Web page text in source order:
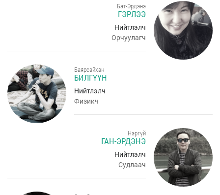
Бат-Эрдэнэ
ГЭРЛЭЭ
Нийтлэлч
Орчуулагч
Баярсайхан
БИЛГҮҮН
Нийтлэлч
Физикч
Нэргүй
ГАН-ЭРДЭНЭ
Нийтлэлч
Судлаач